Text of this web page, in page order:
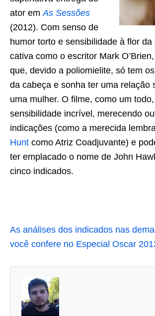
ator emAs Sessões
(2012). Com senso de
humor torto e sensibilidade à flor
cativa como o escritor Mark
que, devido a poliomielite, só tem
da cabeça e sonha ter uma relação
uma mulher. O filme, como um
sensibilidade incrível, merecendo
indicações (como a merecida
Hunt como Atriz Coadjuvante) e
ter emplacado o nome de John
cinco indicados.
As análises dos indicados nas
você confere no Especial Oscar